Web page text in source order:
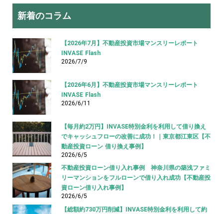
新着のコラム
【2026年7月】不動産投資市場マンスリーレポート
INVASE Flash
2026/7/9
【2026年6月】不動産投資市場マンスリーレポート
INVASE Flash
2026/6/11
【毎月約2万円】INVASE特別金利を利用して借り換え
でキャッシュフローの改善に成功！｜東京都江東区【不
動産投資ローン 借り換え事例】
2026/6/5
不動産投資ローン借り入れ事例 神奈川県の築浅ファミ
リーマンションをフルローンで借り入れ成功【不動産投
資ローン借り入れ事例】
2026/6/5
【総額約730万円削減】INVASE特別金利を利用して約